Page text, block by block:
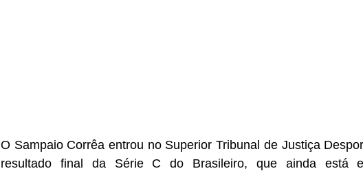
O Sampaio Corrêa entrou no Superior Tribunal de Justiça
resultado final da Série C do Brasileiro, que ainda está